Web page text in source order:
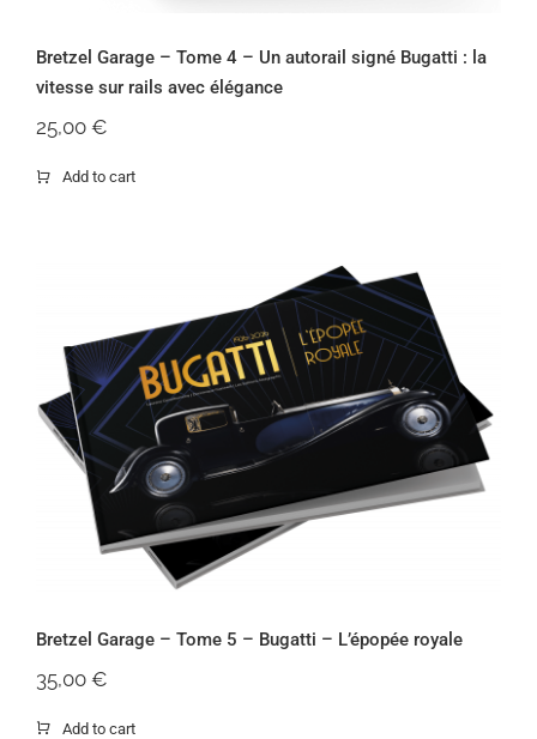
Bretzel Garage – Tome 4 – Un autorail signé Bugatti : la
vitesse sur rails avec élégance
25,00 €
Add to cart
Bretzel Garage – Tome 5 – Bugatti –
L’épopée royale
Bretzel Garage – Tome 5 – Bugatti – L’épopée royale
35,00 €
Add to cart